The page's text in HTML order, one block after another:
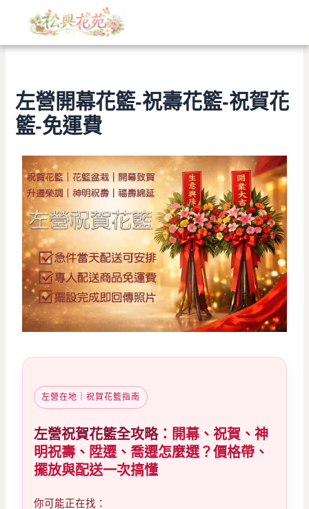
類
左營開幕花籃-祝壽花籃-祝賀花
籃-免運費
左營在地｜祝賀花籃指南
左營祝賀花籃全攻略：開幕、祝賀、神
明祝壽、陞遷、喬遷怎麼選？價格帶、
擺放與配送一次搞懂
你可能正在找：